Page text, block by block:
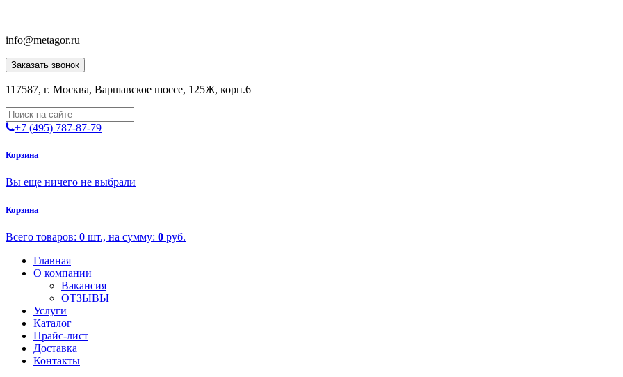
info@metagor.ru
Заказать звонок
117587, г. Москва, Варшавское шоссе, 125Ж, корп.6
+7 (495) 787-87-79
Корзина
Вы еще ничего не выбрали
Корзина
Всего товаров: 0 шт., на сумму: 0 руб.
Главная
О компании
Вакансия
ОТЗЫВЫ
Услуги
Каталог
Прайс-лист
Доставка
Контакты